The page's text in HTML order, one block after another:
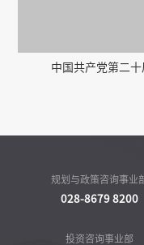
中国共产党第二
规划与政策咨询事业
028-8679 8200
投资咨询事业部